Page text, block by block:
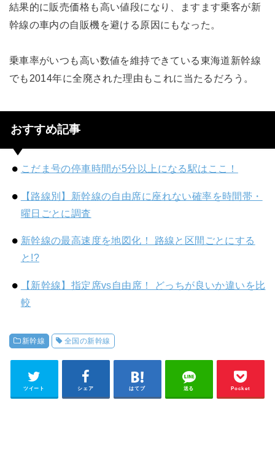
結果的に販売価格も高い値段になり、ますます乗客が新
幹線の車内の自販機を避ける原因にもなった。
乗車率がいつも高い数値を維持できている東海道新幹線
でも2014年に全廃された理由もこれに当たるだろう。
おすすめ記事
こだま号の停車時間が5分以上になる駅はここ！
【路線別】新幹線の自由席に座れない確率を時間帯・
曜日ごとに調査
新幹線の最高速度を地図化！ 路線と区間ごとにする
と!?
【新幹線】指定席vs自由席！ どっちが良いか違いを比
較
新幹線 全国の新幹線
ツイート シェア はてブ 送る Pocket